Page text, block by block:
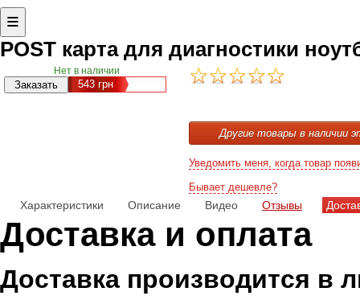
POST карта для диагностики
Нет в наличии
543грн
Другие товары в наличии
Уведомить меня, когда товар
Бывает дешевле?
Характеристики Описание Видео Отзывы
Доставка и оплата
Доставка производится в